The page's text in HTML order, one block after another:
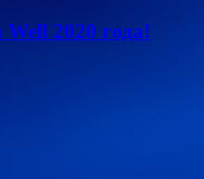
2020 года!